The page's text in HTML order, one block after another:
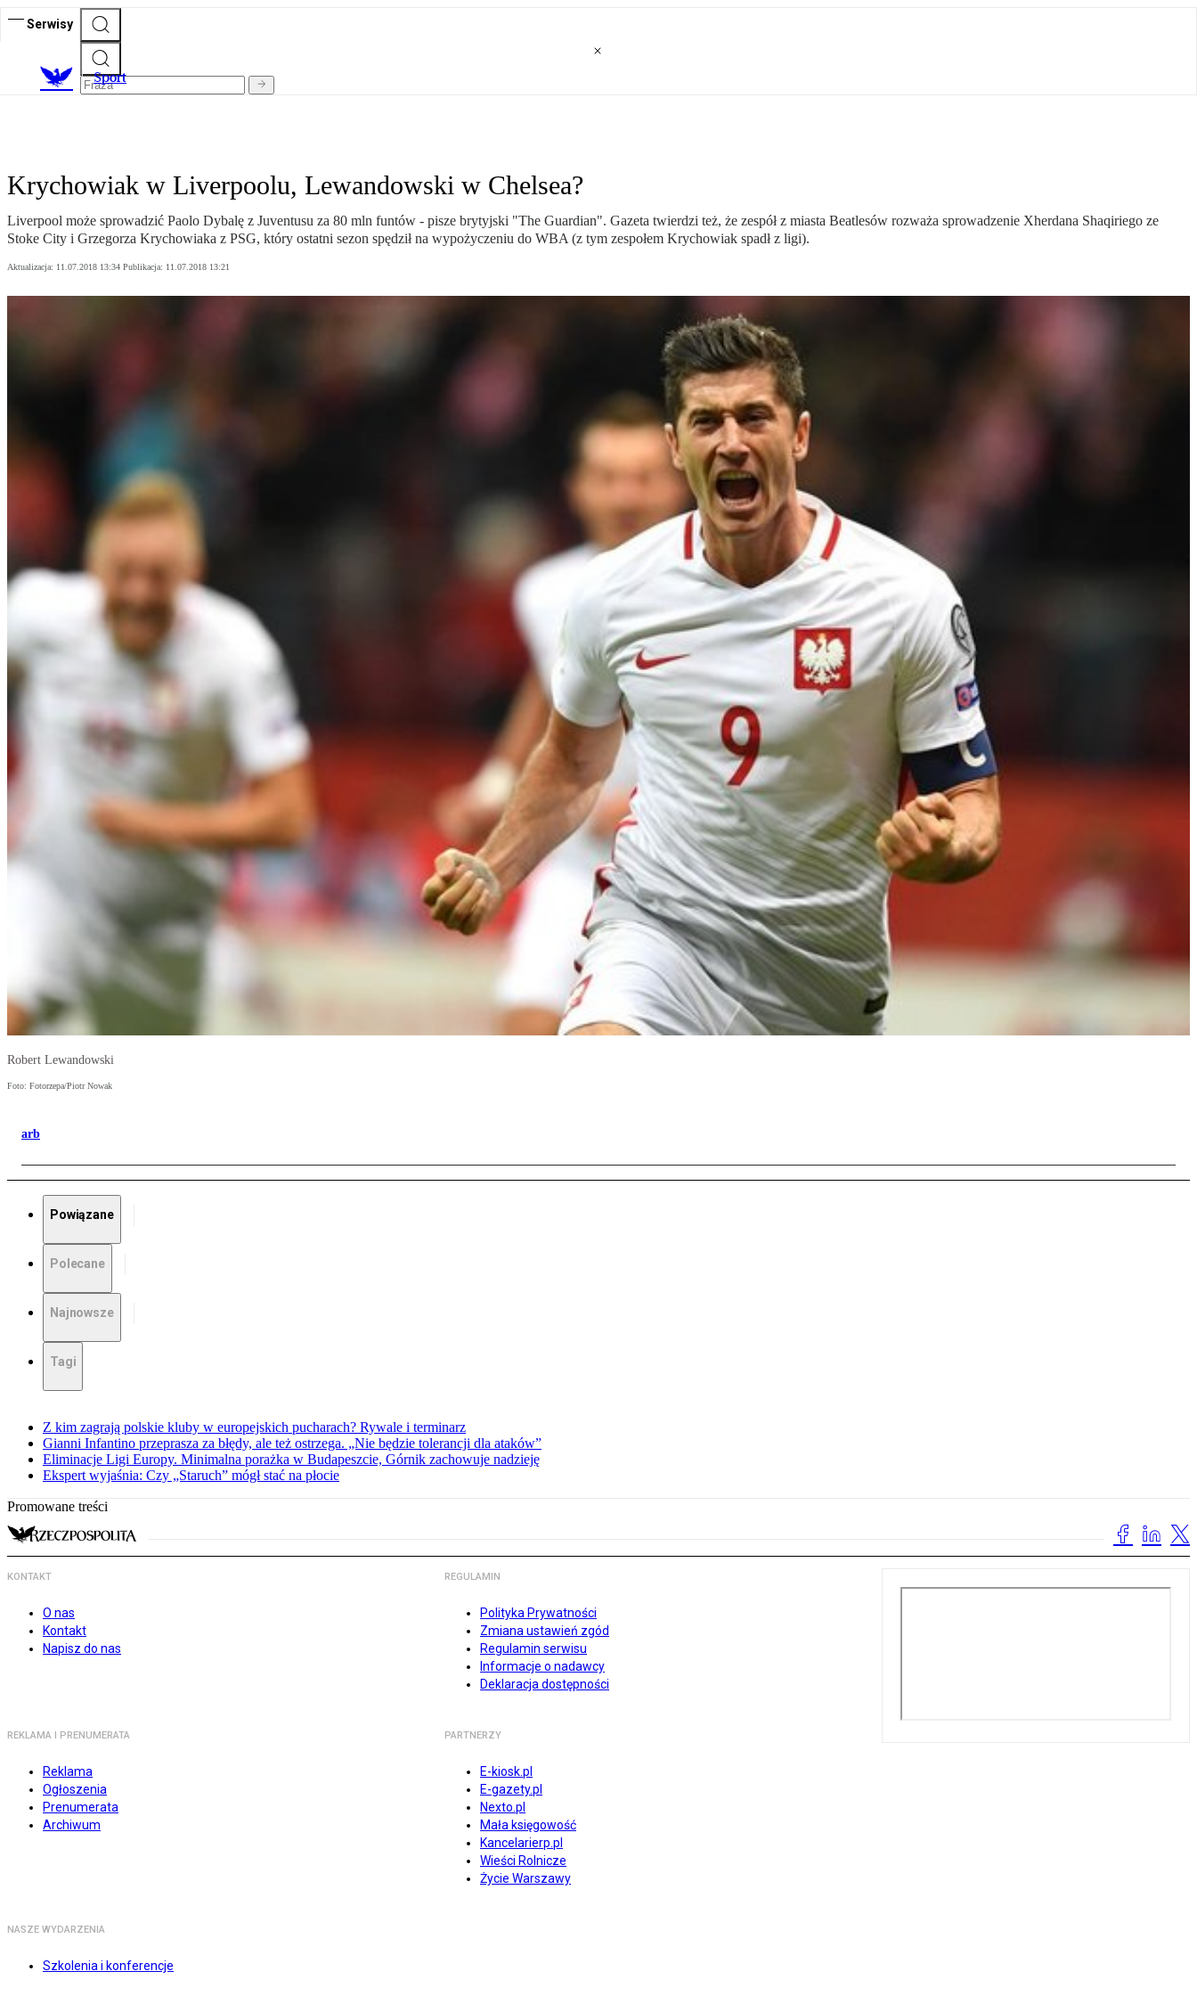
Serwisy
Sport
Krychowiak w Liverpoolu, Lewandowski w Chelsea?
Liverpool może sprowadzić Paolo Dybalę z Juventusu za 80 mln funtów - pisze brytyjski "The Guardian". Gazeta twierdzi też, że zespół z miasta Beatlesów rozważa sprowadzenie Xherdana Shaqiriego ze
Stoke City i Grzegorza Krychowiaka z PSG, który ostatni sezon spędził na wypożyczeniu do WBA (z tym zespołem Krychowiak spadł z ligi).
Aktualizacja: 11.07.2018 13:34 Publikacja: 11.07.2018 13:21
Robert Lewandowski
Foto: Fotorzepa/Piotr Nowak
arb
Powiązane
Polecane
Najnowsze
Tagi
Z kim zagrają polskie kluby w europejskich pucharach? Rywale i terminarz
Gianni Infantino przeprasza za błędy, ale też ostrzega. „Nie będzie tolerancji dla ataków”
Eliminacje Ligi Europy. Minimalna porażka w Budapeszcie, Górnik zachowuje nadzieję
Ekspert wyjaśnia: Czy „Staruch” mógł stać na płocie
Promowane treści
KONTAKT
O nas
Kontakt
Napisz do nas
REGULAMIN
Polityka Prywatności
Zmiana ustawień zgód
Regulamin serwisu
Informacje o nadawcy
Deklaracja dostępności
REKLAMA I PRENUMERATA
Reklama
Ogłoszenia
Prenumerata
Archiwum
PARTNERZY
E-kiosk.pl
E-gazety.pl
Nexto.pl
Mała księgowość
Kancelarierp.pl
Wieści Rolnicze
Życie Warszawy
NASZE WYDARZENIA
Szkolenia i konferencje